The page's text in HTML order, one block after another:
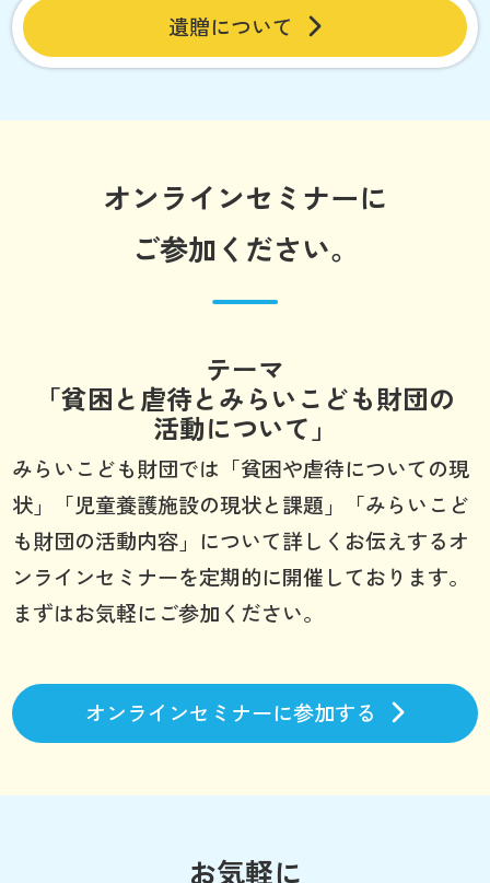
遺贈について
オンラインセミナーに
ご参加ください。
テーマ
「貧困と虐待とみらいこども財団の
活動について」
みらいこども財団では「貧困や虐待についての現
状」「児童養護施設の現状と課題」「みらいこど
も財団の活動内容」について詳しくお伝えするオ
ンラインセミナーを定期的に開催しております。
まずはお気軽にご参加ください。
オンラインセミナーに参加する
お気軽に